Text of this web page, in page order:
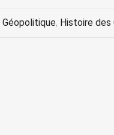
Géopolitique, Histoire des